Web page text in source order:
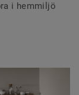
i hemmiljö